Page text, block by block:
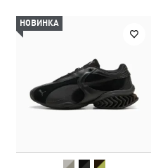
НОВИНКА